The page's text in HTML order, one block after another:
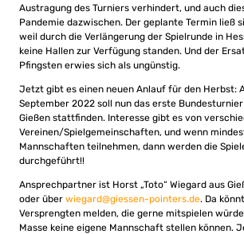
Austragung des Turniers verhindert, und auch
Pandemie dazwischen. Der geplante Termin ließ
weil durch die Verlängerung der Spielrunde in
keine Hallen zur Verfügung standen. Und der
Pfingsten erwies sich als ungünstig.
Jetzt gibt es einen neuen Anlauf für den Herbst:
September 2022 soll nun das erste Bundesturnier
Gießen stattfinden. Interesse gibt es von
Vereinen/Spielgemeinschaften, und wenn
Mannschaften teilnehmen, dann werden die
durchgeführt!!
Ansprechpartner ist Horst „Toto“ Wiegard aus
oder über wiegard@giessen-pointers.de. Da
Versprengten melden, die gerne mitspielen
Masse keine eigene Mannschaft stellen können.